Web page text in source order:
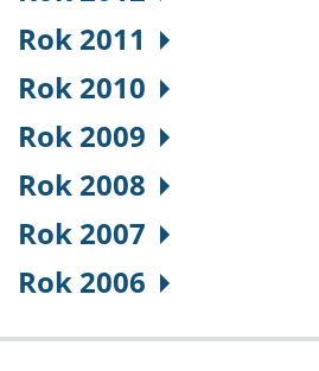
Rok 2011
Rok 2010
Rok 2009
Rok 2008
Rok 2007
Rok 2006